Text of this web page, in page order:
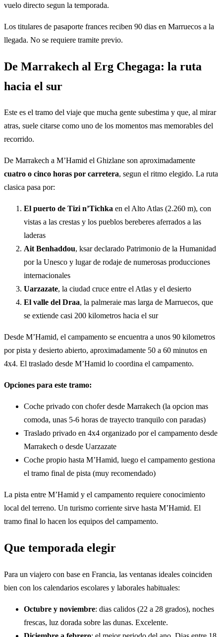
vuelo directo segun la temporada.
Los titulares de pasaporte frances reciben 90 dias en Marruecos a la
llegada. No se requiere tramite previo.
De Marrakech al Erg Chegaga: la ruta
hacia el sur
Este es el tramo del viaje que mucha gente subestima y que, al mirar
atras, suele citarse como uno de los momentos mas memorables del
recorrido.
De Marrakech a M’Hamid el Ghizlane son aproximadamente
cuatro o cinco horas por carretera, segun el ritmo elegido. La ruta
clasica pasa por:
El puerto de Tizi n’Tichka en el Alto Atlas (2.260 m), con
vistas a las crestas y los pueblos bereberes aferrados a las
laderas
Ait Benhaddou, ksar declarado Patrimonio de la Humanidad
por la Unesco y lugar de rodaje de numerosas producciones
internacionales
Uarzazate, la ciudad cruce entre el Atlas y el desierto
El valle del Draa, la palmeraie mas larga de Marruecos, que
se extiende casi 200 kilometros hacia el sur
Desde M’Hamid, el campamento se encuentra a unos 90 kilometros
por pista y desierto abierto, aproximadamente 50 a 60 minutos en
4x4. El traslado desde M’Hamid lo coordina el campamento.
Opciones para este tramo:
Coche privado con chofer desde Marrakech (la opcion mas
comoda, unas 5-6 horas de trayecto tranquilo con paradas)
Traslado privado en 4x4 organizado por el campamento desde
Marrakech o desde Uarzazate
Coche propio hasta M’Hamid, luego el campamento gestiona
el tramo final de pista (muy recomendado)
La pista entre M’Hamid y el campamento requiere conocimiento
local del terreno. Un turismo corriente sirve hasta M’Hamid. El
tramo final lo hacen los equipos del campamento.
Que temporada elegir
Para un viajero con base en Francia, las ventanas ideales coinciden
bien con los calendarios escolares y laborales habituales:
Octubre y noviembre: dias calidos (22 a 28 grados), noches
frescas, luz dorada sobre las dunas. Excelente.